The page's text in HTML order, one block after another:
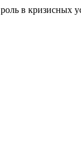
в кризисных